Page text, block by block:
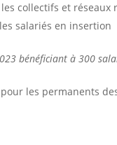
collectifs et
salariés en insertion
bénéficiant à 300
les permanents